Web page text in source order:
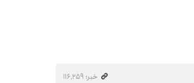
خبر: ۱۱۶٬۲۵۹